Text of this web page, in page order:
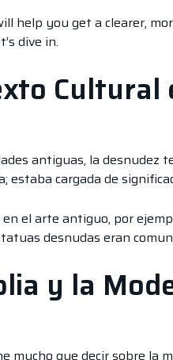
help you get a clearer,
dive in.
Cultural
antiguas, la desnudez
estaba cargada de
el arte antiguo, por
desnudas eran
y la
mucho que decir sobre la